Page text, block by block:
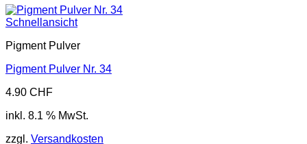
Schnellansicht
Pigment Pulver
Pigment Pulver Nr. 34
4.90 CHF
inkl. 8.1 % MwSt.
zzgl. Versandkosten